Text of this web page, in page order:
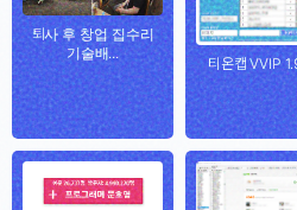
퇴사 후 창업 집수리
기술배...
티온캡 VVIP